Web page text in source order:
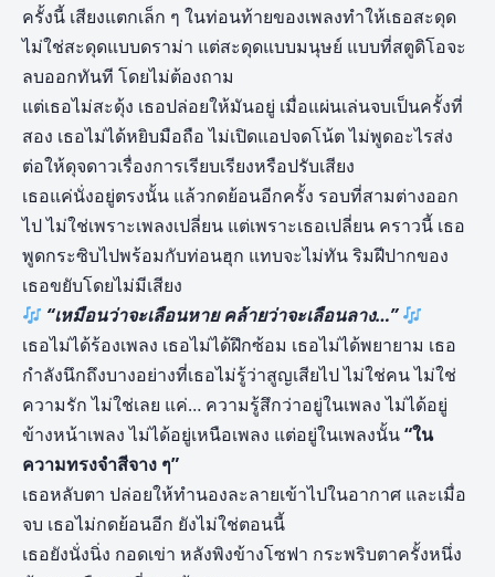
ครั้งนี้ เสียงแตกเล็ก ๆ ในท่อนท้ายของเพลงทำให้เธอสะดุด
ไม่ใช่สะดุดแบบดราม่า แต่สะดุดแบบมนุษย์ แบบที่สตูดิโอจะ
ลบออกทันที โดยไม่ต้องถาม
แต่เธอไม่สะดุ้ง เธอปล่อยให้มันอยู่ เมื่อแผ่นเล่นจบเป็นครั้งที่
สอง เธอไม่ได้หยิบมือถือ ไม่เปิดแอปจดโน้ต ไม่พูดอะไรส่ง
ต่อให้ดุจดาวเรื่องการเรียบเรียงหรือปรับเสียง
เธอแค่นั่งอยู่ตรงนั้น แล้วกดย้อนอีกครั้ง รอบที่สามต่างออก
ไป ไม่ใช่เพราะเพลงเปลี่ยน แต่เพราะเธอเปลี่ยน คราวนี้ เธอ
พูดกระซิบไปพร้อมกับท่อนฮุก แทบจะไม่ทัน ริมฝีปากของ
เธอขยับโดยไม่มีเสียง
“เหมือนว่าจะเลือนหาย คล้ายว่าจะเลือนลาง…”
เธอไม่ได้ร้องเพลง เธอไม่ได้ฝึกซ้อม เธอไม่ได้พยายาม เธอ
กำลังนึกถึงบางอย่างที่เธอไม่รู้ว่าสูญเสียไป ไม่ใช่คน ไม่ใช่
ความรัก ไม่ใช่เลย แค่… ความรู้สึกว่าอยู่ในเพลง ไม่ได้อยู่
ข้างหน้าเพลง ไม่ได้อยู่เหนือเพลง แต่อยู่ในเพลงนั้น“ใน
ความทรงจำสีจาง ๆ”
เธอหลับตา ปล่อยให้ทำนองละลายเข้าไปในอากาศ และเมื่อ
จบ เธอไม่กดย้อนอีก ยังไม่ใช่ตอนนี้
เธอยังนั่งนิ่ง กอดเข่า หลังพิงข้างโซฟา กระพริบตาครั้งหนึ่ง